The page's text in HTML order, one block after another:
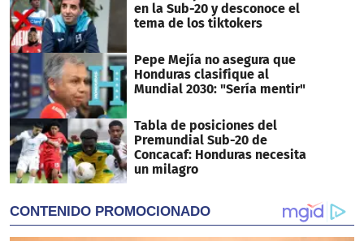
en la Sub-20 y desconoce el
tema de los tiktokers
Pepe Mejía no asegura que
Honduras clasifique al
Mundial 2030: "Sería mentir"
Tabla de posiciones del
Premundial Sub-20 de
Concacaf: Honduras necesita
un milagro